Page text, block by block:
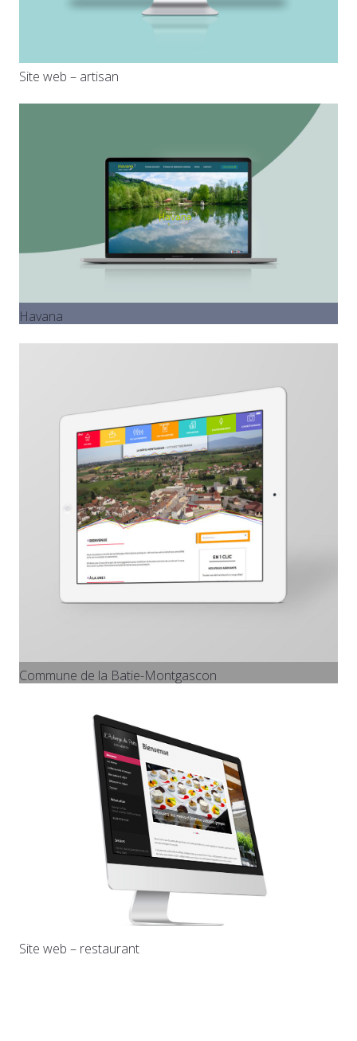
Site web – artisan
Havana
Commune de la Batie-Montgascon
Site web – restaurant